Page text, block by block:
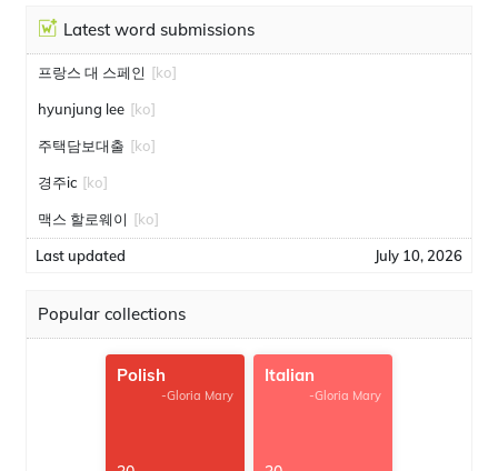
Latest word submissions
프랑스 대 스페인 [ko]
hyunjung lee [ko]
주택담보대출 [ko]
경주ic [ko]
맥스 할로웨이 [ko]
Last updated July 10, 2026
Popular collections
Polish
-Gloria Mary
Italian
-Gloria Mary